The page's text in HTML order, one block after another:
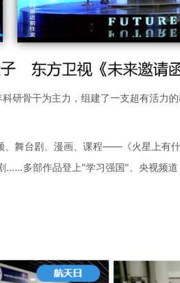
研骨干为主力，组建了一支超有活力
、舞台剧、漫画、课程——《火星上有
……多部作品登上"学习强国"、央视频